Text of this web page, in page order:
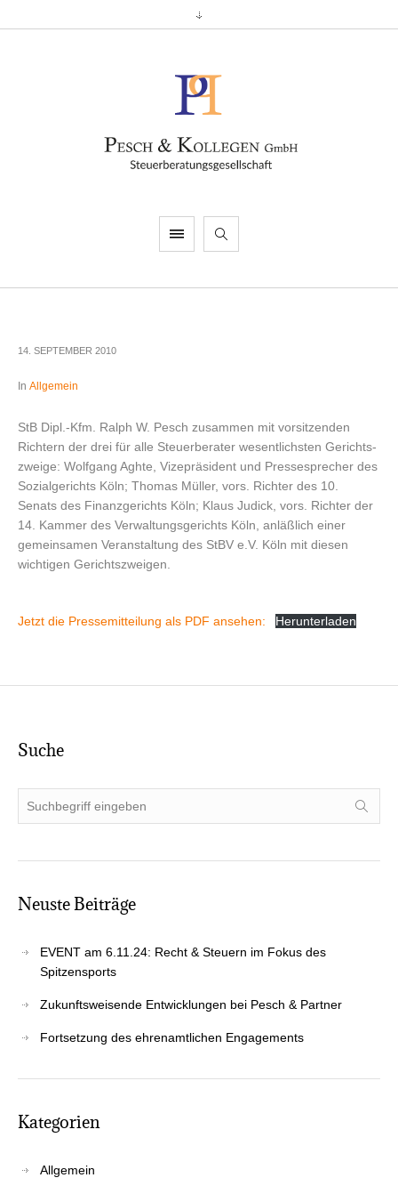
14. SEPTEMBER 2010
In Allgemein
StB Dipl.-Kfm. Ralph W. Pesch zusam­men mit vor­sit­zen­den
Rich­tern der drei für alle Steu­er­be­ra­ter wesent­lichs­ten Gerichts­
zwei­ge: Wolf­gang Agh­te, Vize­prä­si­dent und Pres­se­spre­cher des
Sozi­al­ge­richts Köln; Tho­mas Mül­ler, vors. Rich­ter des 10.
Senats des Finanz­ge­richts Köln; Klaus Judick, vors. Rich­ter der
14. Kam­mer des Ver­wal­tungs­ge­richts Köln, anläß­lich einer
gemein­sa­men Ver­an­stal­tung des StBV e.V. Köln mit die­sen
wich­ti­gen Gerichtszweigen.
Jetzt die Pres­se­mit­tei­lung als PDF anse­hen: Her­un­ter­la­den
Suche
Neus­te Beiträge
EVENT am 6.11.24: Recht & Steu­ern im Fokus des
Spitzensports
Zukunfts­wei­sen­de Ent­wick­lun­gen bei Pesch & Partner
Fort­set­zung des ehren­amt­li­chen Engagements
Kate­go­rien
Allgemein